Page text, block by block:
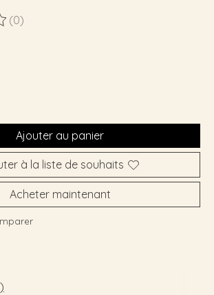
à
(0)
Ajouter au panier
à la liste de souhaits
Acheter maintenant